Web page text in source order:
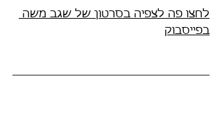
לחצו פה לצפיה בסרטון של שגב משה
בפייסבוק